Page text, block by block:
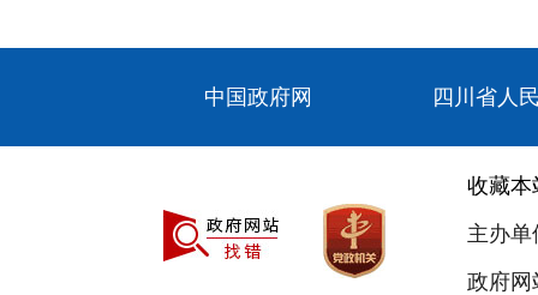
中国政府网 四川省人
收藏本
主办
政府网